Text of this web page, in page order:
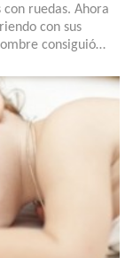
con ruedas. Ahora
con sus
consiguió…